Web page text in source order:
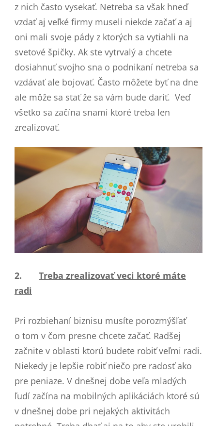
z nich často vysekať. Netreba sa však hneď
vzdať aj veľké firmy museli niekde začať a aj
oni mali svoje pády z ktorých sa vytiahli na
svetové špičky. Ak ste vytrvalý a chcete
dosiahnuť svojho sna o podnikaní netreba sa
vzdávať ale bojovať. Často môžete byť na dne
ale môže sa stať že sa vám bude dariť. Veď
všetko sa začína snami ktoré treba len
zrealizovať.
2. Treba zrealizovať veci ktoré máte
radi
Pri rozbiehaní biznisu musíte porozmýšľať
o tom v čom presne chcete začať. Radšej
začnite v oblasti ktorú budete robiť veľmi radi.
Niekedy je lepšie robiť niečo pre radosť ako
pre peniaze. V dnešnej dobe veľa mladých
ľudí začína na mobilných aplikáciách ktoré sú
v dnešnej dobe pri nejakých aktivitách